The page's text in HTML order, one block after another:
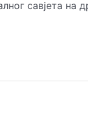
савјета на